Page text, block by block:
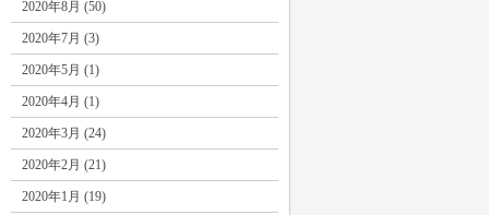
2020年8月 (50)
2020年7月 (3)
2020年5月 (1)
2020年4月 (1)
2020年3月 (24)
2020年2月 (21)
2020年1月 (19)